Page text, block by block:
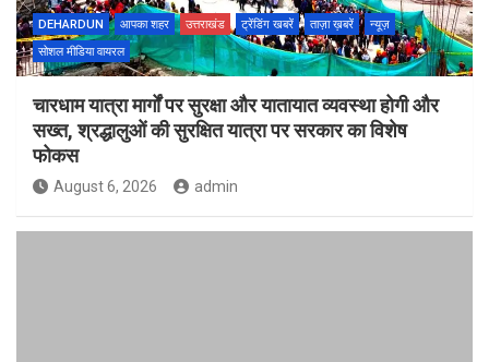
DEHARDUN आपका शहर उत्तराखंड ट्रेंडिंग खबरें ताज़ा ख़बरें
न्यूज़
सोशल मीडिया वायरल
चारधाम यात्रा मार्गों पर सुरक्षा और यातायात व्यवस्था होगी और
सख्त, श्रद्धालुओं की सुरक्षित यात्रा पर सरकार का विशेष
फोकस
August 6, 2026 admin